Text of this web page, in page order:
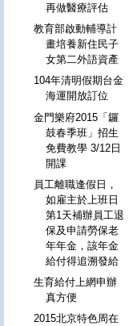
再做醫療評估
教育部啟動輔導計
畫培養新住民子
女第二外語資產
104年清明假期台金
海運開放訂位
金門樂府2015「鑼
鼓春季班」招生
免費教學 3/12日
開課
員工離職逢假日，
如雇主於上班日
第1天補辦員工退
保及申請勞保老
年年金，該年金
給付得追溯發給
生育給付上網申辦
真方便
2015北京特色周在